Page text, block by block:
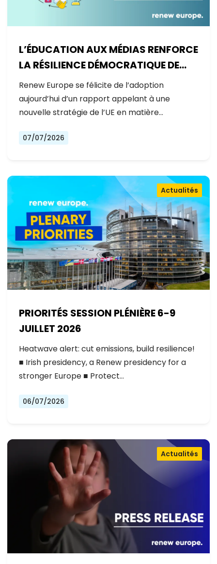
L’ÉDUCATION AUX MÉDIAS RENFORCE
LA RÉSILIENCE DÉMOCRATIQUE DE
L’EUROPE
Renew Europe se félicite de l’adoption
aujourd’hui d’un rapport appelant à une
nouvelle stratégie de l’UE en matière…
07/07/2026
PRIORITÉS SESSION PLÉNIÈRE 6-9
JUILLET 2026
Actualités
Heatwave alert: cut emissions, build resilience!
■ Irish presidency, a Renew presidency for a
stronger Europe ■ Protect…
06/07/2026
Actualités